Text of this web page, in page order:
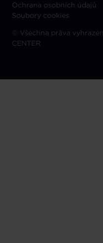
Ochrana osobních údajů
Soubory cookies
© Všechna práva
CENTER